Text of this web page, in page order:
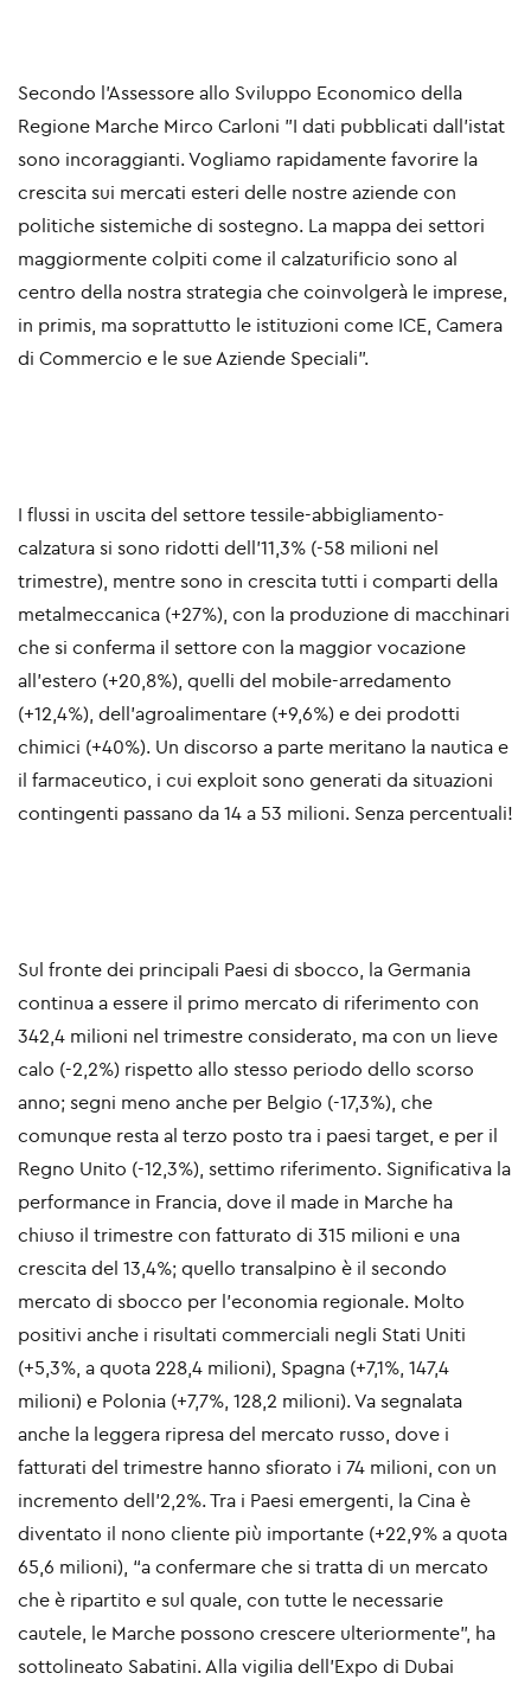
Secondo l'Assessore allo Sviluppo Economico della
Regione Marche Mirco Carloni "I dati pubblicati dall'istat
sono incoraggianti. Vogliamo rapidamente favorire la
crescita sui mercati esteri delle nostre aziende con
politiche sistemiche di sostegno. La mappa dei settori
maggiormente colpiti come il calzaturificio sono al
centro della nostra strategia che coinvolgerà le imprese,
in primis, ma soprattutto le istituzioni come ICE, Camera
di Commercio e le sue Aziende Speciali".
I flussi in uscita del settore tessile-abbigliamento-
calzatura si sono ridotti dell’11,3% (-58 milioni nel
trimestre), mentre sono in crescita tutti i comparti della
metalmeccanica (+27%), con la produzione di macchinari
che si conferma il settore con la maggior vocazione
all’estero (+20,8%), quelli del mobile-arredamento
(+12,4%), dell’agroalimentare (+9,6%) e dei prodotti
chimici (+40%). Un discorso a parte meritano la nautica e
il farmaceutico, i cui exploit sono generati da situazioni
contingenti passano da 14 a 53 milioni. Senza percentuali!
Sul fronte dei principali Paesi di sbocco, la Germania
continua a essere il primo mercato di riferimento con
342,4 milioni nel trimestre considerato, ma con un lieve
calo (-2,2%) rispetto allo stesso periodo dello scorso
anno; segni meno anche per Belgio (-17,3%), che
comunque resta al terzo posto tra i paesi target, e per il
Regno Unito (-12,3%), settimo riferimento. Significativa la
performance in Francia, dove il made in Marche ha
chiuso il trimestre con fatturato di 315 milioni e una
crescita del 13,4%; quello transalpino è il secondo
mercato di sbocco per l’economia regionale. Molto
positivi anche i risultati commerciali negli Stati Uniti
(+5,3%, a quota 228,4 milioni), Spagna (+7,1%, 147,4
milioni) e Polonia (+7,7%, 128,2 milioni). Va segnalata
anche la leggera ripresa del mercato russo, dove i
fatturati del trimestre hanno sfiorato i 74 milioni, con un
incremento dell’2,2%. Tra i Paesi emergenti, la Cina è
diventato il nono cliente più importante (+22,9% a quota
65,6 milioni), “a confermare che si tratta di un mercato
che è ripartito e sul quale, con tutte le necessarie
cautele, le Marche possono crescere ulteriormente”, ha
sottolineato Sabatini. Alla vigilia dell’Expo di Dubai